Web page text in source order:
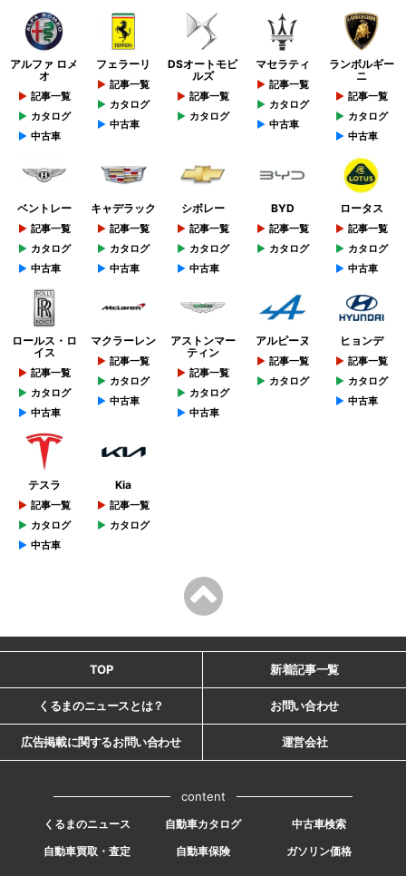
アルファ ロメ
オ
記事一覧
カタログ
中古車
フェラーリ
記事一覧
カタログ
中古車
DSオートモビ
ルズ
記事一覧
カタログ
マセラティ
記事一覧
カタログ
中古車
ランボルギー
ニ
記事一覧
カタログ
中古車
ベントレー
記事一覧
カタログ
中古車
キャデラック
記事一覧
カタログ
中古車
シボレー
記事一覧
カタログ
中古車
BYD
記事一覧
カタログ
ロータス
記事一覧
カタログ
中古車
ロールス・ロ
イス
記事一覧
カタログ
中古車
マクラーレン
記事一覧
カタログ
中古車
アストンマー
ティン
記事一覧
カタログ
中古車
アルピーヌ
記事一覧
カタログ
ヒョンデ
記事一覧
カタログ
中古車
テスラ
記事一覧
カタログ
中古車
Kia
記事一覧
カタログ
TOP 新着記事一覧
くるまのニュースとは？ お問い合わせ
広告掲載に関するお問い合わせ 運営会社
content
くるまのニュース 自動車カタログ
中古車検索
自動車買取・査定
自動車保険 ガソリン価格